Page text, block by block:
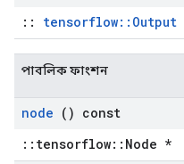
:: tensorflow::Output
পাবলিক ফাংশন
node () const
::tensorflow::Node *